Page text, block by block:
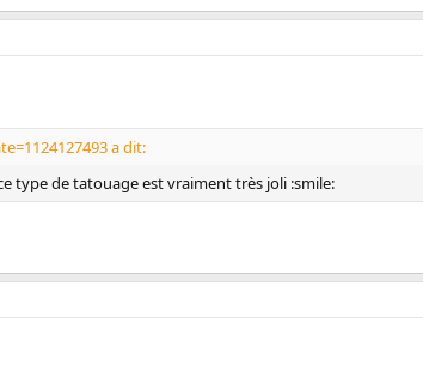
a dit:
type de tatouage est vraiment très joli :smile: